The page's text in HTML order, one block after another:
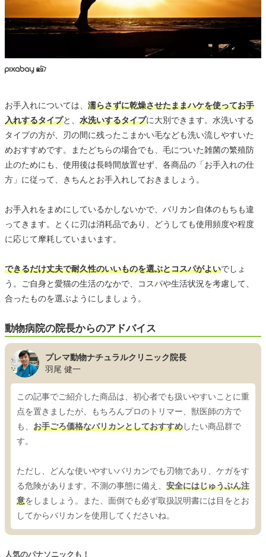
お手入れについては、 濡らさずに乾燥させたままハケを使ってお手
入れするタイプと、 水洗いするタイプに大別できます。水洗いする
タイプの方が、刃の間に残ったこまかい毛なども洗い流しやすいた
めおすすめです。またどちらの場合でも、毛についた雑菌の繁殖防
止のためにも、使用後は長時間放置せず、各商品の「お手入れの仕
方」に従って、きちんとお手入れしておきましょう。
お手入れをまめにしているかしないかで、バリカン自体のもちも違
ってきます。とくに刃は消耗品であり、どうしても使用頻度や程度
に応じて摩耗していまいます。
できるだけ丈夫で耐久性のいいものを選ぶとコスパがよいでしょ
う。ご自身と愛猫の生活のなかで、コスパや生活状況を考慮して、
合ったものを選ぶようにしましょう。
動物病院の院長からのアドバイス
プレマ動物ナチュラルクリニック院長
羽尾 健一
この記事でご紹介した商品は、初心者でも扱いやすいことに重
点を置きましたが、もちろんプロのトリマー、獣医師の方で
も、 お手ごろ価格なバリカンとしておすすめしたい商品群で
す。
ただし、どんな使いやすいバリカンでも刃物であり、ケガをす
る危険があります。不測の事態に備え、 安全にはじゅうぶん注
意をしましょう。また、面倒でも必ず取扱説明書には目をとお
してからバリカンを使用してくださいね。
人気のパナソニックも！